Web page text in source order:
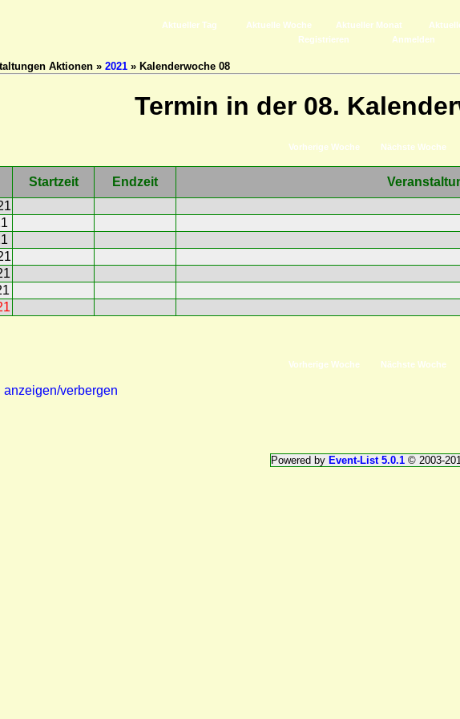
Aktueller Tag Aktuelle Woche Aktueller Monat
Registrieren
Anmelden
Aktionen » 2021 » Kalenderwoche 08
Termin in der 08.
Vorherige Woche Nächste Woche
Startzeit Endzeit
Vorherige Woche Nächste Woche
anzeigen/verbergen
Powered by Event-List 5.0.1© 2003-